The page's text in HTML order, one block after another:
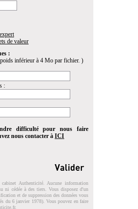
de valeur
:
inférieur à 4 Mo par fichier. )
:
difficulté pour nous faire
nous contacter à ICI
Authenticité. Aucune information
ni cédée à des tiers. Vous disposez d'un
et de suppression des données vous
du 6 janvier 1978). Vous pouvez en faire
.